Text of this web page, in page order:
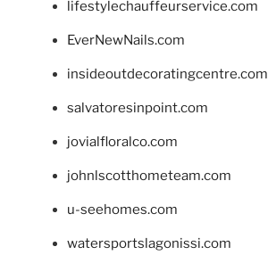
lifestylechauffeurservice.com
EverNewNails.com
insideoutdecoratingcentre.com
salvatoresinpoint.com
jovialfloralco.com
johnlscotthometeam.com
u-seehomes.com
watersportslagonissi.com